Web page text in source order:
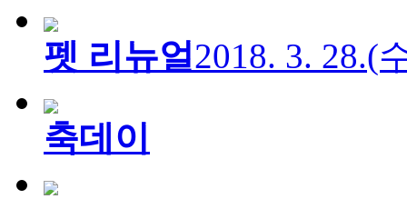
펫 리뉴얼2018. 3. 28.(
축데이